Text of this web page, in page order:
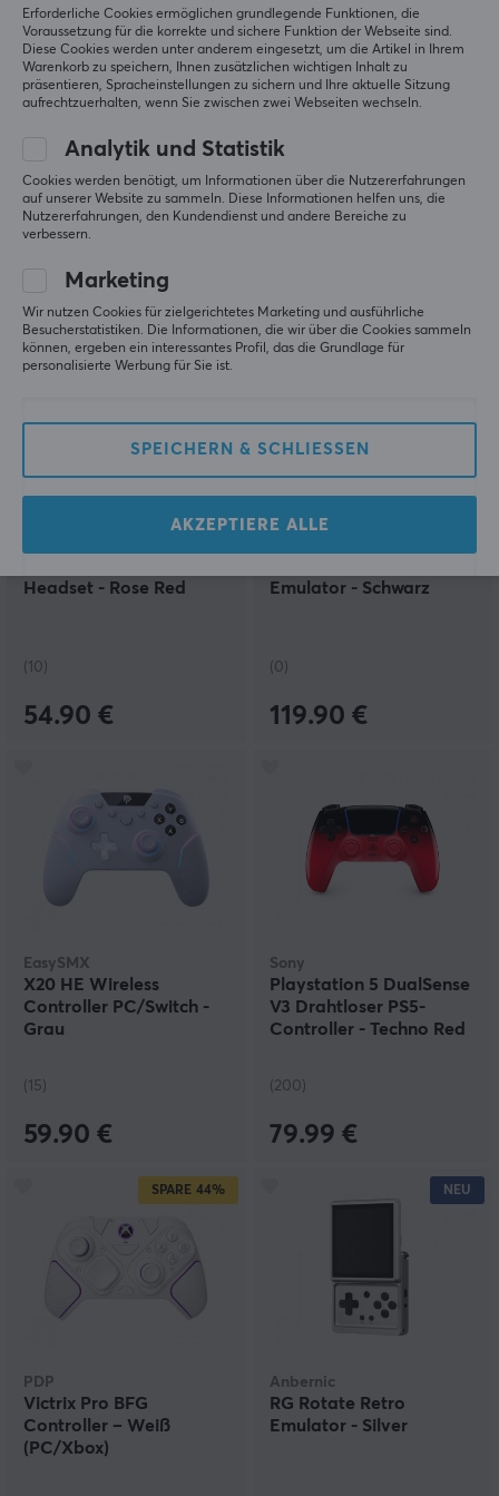
Tarantula Pro Bundle -
Ladeständer [TMR
Sticks]
USB-Adapter für
Headset - Rose Red
(10)
54.90 €
Emulator - Schwarz
(0)
119.90 €
EasySMX
X20 HE Wireless
Controller PC/Switch -
Grau
(15)
59.90 €
Sony
Playstation 5 DualSense
V3 Drahtloser PS5-
Controller - Techno Red
(200)
79.99 €
SPARE 44%
PDP
Victrix Pro BFG
Controller – Weiß
(PC/Xbox)
NEU
Anbernic
RG Rotate Retro
Emulator - Silver
Erforderliche Cookies ermöglichen grundlegende Funktionen, die
Voraussetzung für die korrekte und sichere Funktion der Webseite sind.
Diese Cookies werden unter anderem eingesetzt, um die Artikel in Ihrem
Warenkorb zu speichern, Ihnen zusätzlichen wichtigen Inhalt zu
präsentieren, Spracheinstellungen zu sichern und Ihre aktuelle Sitzung
aufrechtzuerhalten, wenn Sie zwischen zwei Webseiten wechseln.
Analytik und Statistik
Cookies werden benötigt, um Informationen über die Nutzererfahrungen
auf unserer Website zu sammeln. Diese Informationen helfen uns, die
Nutzererfahrungen, den Kundendienst und andere Bereiche zu
verbessern.
Marketing
Wir nutzen Cookies für zielgerichtetes Marketing und ausführliche
Besucherstatistiken. Die Informationen, die wir über die Cookies sammeln
können, ergeben ein interessantes Profil, das die Grundlage für
personalisierte Werbung für Sie ist.
SPEICHERN & SCHLIESSEN
AKZEPTIERE ALLE